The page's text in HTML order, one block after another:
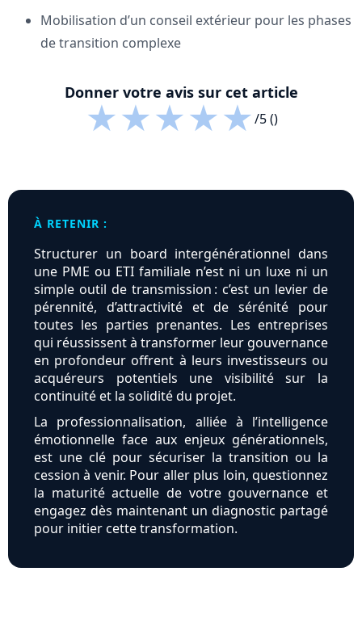
Mobilisation d’un conseil extérieur pour les phases
de transition complexe
Donner votre avis sur cet article
★★★★★/5 ()
À RETENIR :
Structurer un board intergénérationnel dans
une PME ou ETI familiale n’est ni un luxe ni un
simple outil de transmission : c’est un levier de
pérennité, d’attractivité et de sérénité pour
toutes les parties prenantes. Les entreprises
qui réussissent à transformer leur gouvernance
en profondeur offrent à leurs investisseurs ou
acquéreurs potentiels une visibilité sur la
continuité et la solidité du projet.
La professionnalisation, alliée à l’intelligence
émotionnelle face aux enjeux générationnels,
est une clé pour sécuriser la transition ou la
cession à venir. Pour aller plus loin, questionnez
la maturité actuelle de votre gouvernance et
engagez dès maintenant un diagnostic partagé
pour initier cette transformation.